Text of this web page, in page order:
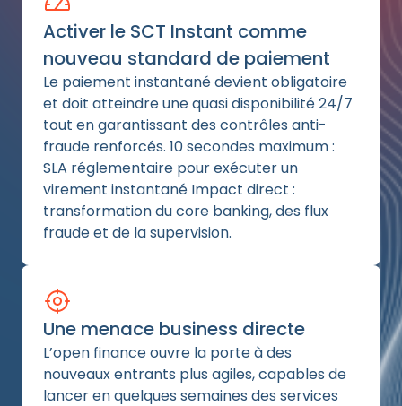
Activer le SCT Instant comme
nouveau standard de paiement
Le paiement instantané devient obligatoire
et doit atteindre une quasi disponibilité 24/7
tout en garantissant des contrôles anti-
fraude renforcés. 10 secondes maximum :
SLA réglementaire pour exécuter un
virement instantané Impact direct :
transformation du core banking, des flux
fraude et de la supervision.
Une menace business directe
L’open finance ouvre la porte à des
nouveaux entrants plus agiles, capables de
lancer en quelques semaines des services